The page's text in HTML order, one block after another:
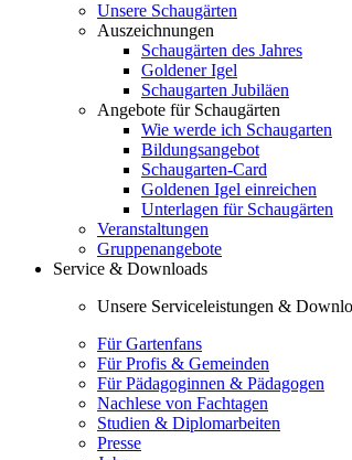
Unsere Schaugärten
Auszeichnungen
Schaugärten des Jahres
Goldener Igel
Schaugarten Jubiläen
Angebote für Schaugärten
Wie werde ich Schaugarten
Bildungsangebot
Schaugarten-Card
Goldenen Igel einreichen
Unterlagen für Schaugärten
Veranstaltungen
Gruppenangebote
Service & Downloads
Unsere Serviceleistungen &
Für Gartenfans
Für Profis & Gemeinden
Für Pädagoginnen & Pädagogen
Nachlese von Fachtagen
Studien & Diplomarbeiten
Presse